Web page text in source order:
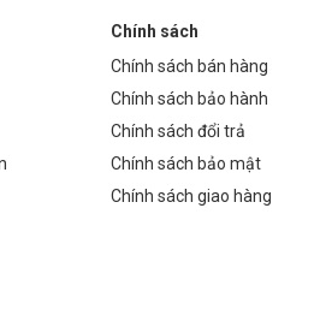
thị, đảm bảo an toàn giao thông và sinh
cho việc đỗ và tìm kiếm xe.
an toàn và hiệu quả làm việc.
Chính sách
Chính sách bán hàng
Chính sách bảo hành
Chính sách đổi trả
Chính sách bảo mật
Chính sách giao hàng